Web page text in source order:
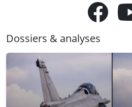
Dossiers & analyses